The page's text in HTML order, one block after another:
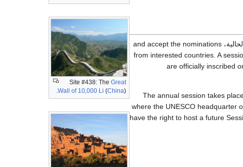
Site #438: The Great
Wall of 10,000 Li (China).
تجتمع لجنة التراث العالمي عدة مرات في السنة لمناقشة إجراءات ادارة مواقع التراث العالمي الحالية، and accept the nominations
from interested countries. A
are officially inscribed
The annual session takes
where the UNESCO headquarter
have the right to host a future